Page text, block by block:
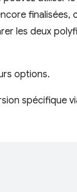
finalisées,
les deux
options.
spécifique